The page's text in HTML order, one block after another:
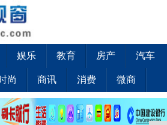
娱乐 教育 房产 汽车
尚 商讯 消费 微商